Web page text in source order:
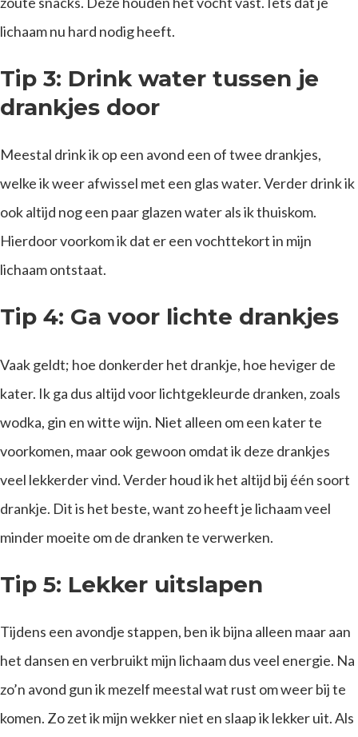
lichaam nu hard nodig heeft.
Tip 3: Drink water tussen je
drankjes door
Meestal drink ik op een avond een of twee drankjes,
welke ik weer afwissel met een glas water. Verder drink ik
ook altijd nog een paar glazen water als ik thuiskom.
Hierdoor voorkom ik dat er een vochttekort in mijn
lichaam ontstaat.
Tip 4: Ga voor lichte drankjes
Vaak geldt; hoe donkerder het drankje, hoe heviger de
kater. Ik ga dus altijd voor lichtgekleurde dranken, zoals
wodka, gin en witte wijn. Niet alleen om een kater te
voorkomen, maar ook gewoon omdat ik deze drankjes
veel lekkerder vind. Verder houd ik het altijd bij één soort
drankje. Dit is het beste, want zo heeft je lichaam veel
minder moeite om de dranken te verwerken.
Tip 5: Lekker uitslapen
Tijdens een avondje stappen, ben ik bijna alleen maar aan
het dansen en verbruikt mijn lichaam dus veel energie. Na
zo’n avond gun ik mezelf meestal wat rust om weer bij te
komen. Zo zet ik mijn wekker niet en slaap ik lekker uit. Als